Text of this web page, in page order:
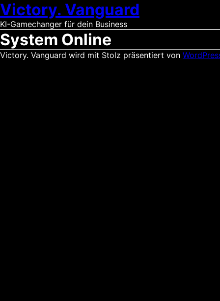
Victory. Vanguard
KI-Gamechanger für dein Business
System Online
Victory. Vanguard wird mit Stolz präsentiert von